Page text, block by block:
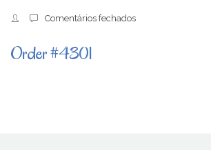
Comentários fechadosem
Order #4301